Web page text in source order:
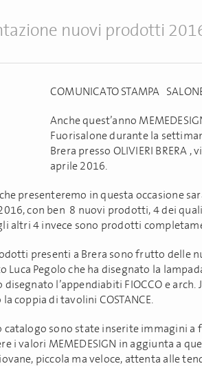
nuovi prodotti
COMUNICATO STAMPA
Anche quest’anno
Fuorisalone durante la
Brera presso OLIVIERI BRERA ,
aprile 2016.
presenteremo in questa occasione
con ben 8 nuovi prodotti, 4 dei
altri 4 invece sono prodotti
presenti a Brera sono frutto delle
Luca Pegolo che ha disegnato la
disegnato l’appendiabiti FIOCCO e arch.
coppia di tavolini COSTANCE.
catalogo sono state inserite immagini
i valori MEMEDESIGN in aggiunta a
piccola ma veloce, attenta alle